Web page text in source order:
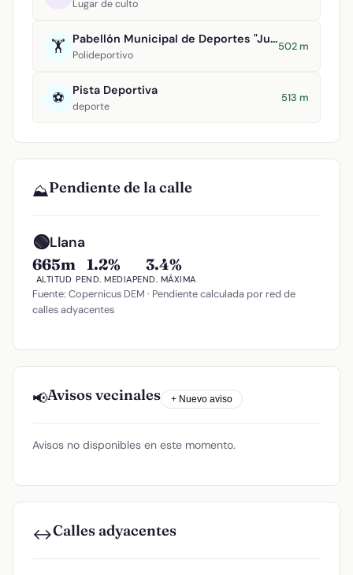
Lugar de culto
🏋️ Pabellón Municipal de Deportes "Juan Carlos I"
Polideportivo
502 m
⚽ Pista Deportiva
deporte
513 m
⛰️Pendiente de la calle
🟢Llana
665m
ALTITUD
1.2%
PEND. MEDIA
3.4%
PEND. MÁXIMA
Fuente: Copernicus DEM · Pendiente calculada por red de
calles adyacentes
📢Avisos vecinales + Nuevo aviso
Avisos no disponibles en este momento.
↔️Calles adyacentes